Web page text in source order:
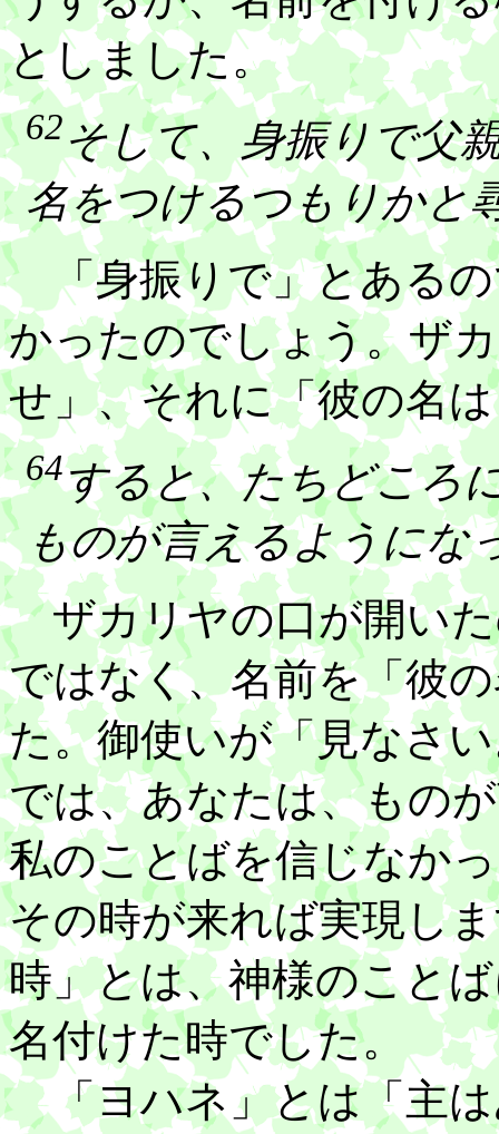
としました。
62そして、身振りで父
名をつけるつもりかと
「身振りで」とあるの
かったのでしょう。ザ
せ」、それに「彼の名
64すると、たちどころ
ものが言えるようにな
ザカリヤの口が開いた
ではなく、名前を「彼
た。御使いが「見なさ
では、あなたは、もの
私のことばを信じなか
その時が来れば実現し
時」とは、神様のこと
名付けた時でした。
「ヨハネ」とは「主は